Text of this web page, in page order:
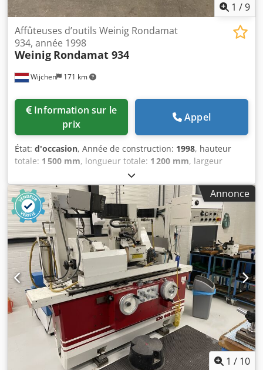
1 /9
Wijchen 171 km
Affûteuses d’outils Weinig Rondamat
934, année 1998
Weinig Rondamat 934
prix
Appel
État: d'occasion, Année de construction: 1998, hauteur
totale: 1 500 mm, longueur totale: 1 200 mm, largeur
, Couleur : crème Poids à vide : 750 kg Prix :
sur demande - Année de fabrication : 1998 -
Documentation disponible : non Dedpfx Apezry Ivs Esck -
Marquage CE : oui - Certificat CE : non - Numéro de série :
84915 - Commande : conventionnelle - Dimensions de
transport : 1200 mm x 110 mm x 1500 mm (L x l x H) - Poids
de transport [kg] : 750 kg - Nombre de colis de transport :
1 Informations financières TVA : le prix indiqué s’entend
hors TVA TVA/régime de franchise : la TVA est déductible
pour les entreprises Livraison et reprise possibles à tout
moment pour tout équipement industriel Lukas van
Rossum
Annonce
1 / 10